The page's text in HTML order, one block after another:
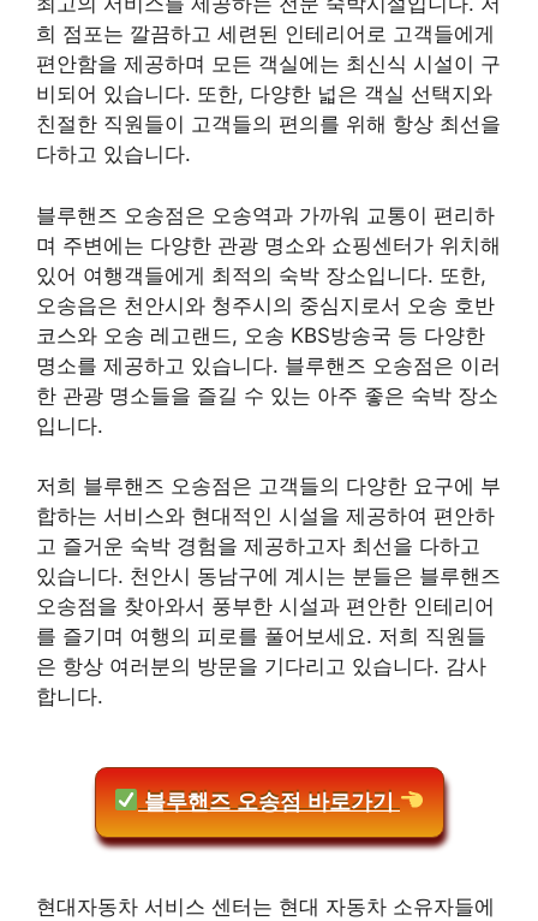
희 점포는 깔끔하고 세련된 인테리어로 고객들에게
편안함을 제공하며 모든 객실에는 최신식 시설이 구
비되어 있습니다. 또한, 다양한 넓은 객실 선택지와
친절한 직원들이 고객들의 편의를 위해 항상 최선을
다하고 있습니다.
블루핸즈 오송점은 오송역과 가까워 교통이 편리하
며 주변에는 다양한 관광 명소와 쇼핑센터가 위치해
있어 여행객들에게 최적의 숙박 장소입니다. 또한,
오송읍은 천안시와 청주시의 중심지로서 오송 호반
코스와 오송 레고랜드, 오송 KBS방송국 등 다양한
명소를 제공하고 있습니다. 블루핸즈 오송점은 이러
한 관광 명소들을 즐길 수 있는 아주 좋은 숙박 장소
입니다.
저희 블루핸즈 오송점은 고객들의 다양한 요구에 부
합하는 서비스와 현대적인 시설을 제공하여 편안하
고 즐거운 숙박 경험을 제공하고자 최선을 다하고
있습니다. 천안시 동남구에 계시는 분들은 블루핸즈
오송점을 찾아와서 풍부한 시설과 편안한 인테리어
를 즐기며 여행의 피로를 풀어보세요. 저희 직원들
은 항상 여러분의 방문을 기다리고 있습니다. 감사
합니다.
블루핸즈 오송점 바로가기
현대자동차 서비스 센터는 현대 자동차 소유자들에